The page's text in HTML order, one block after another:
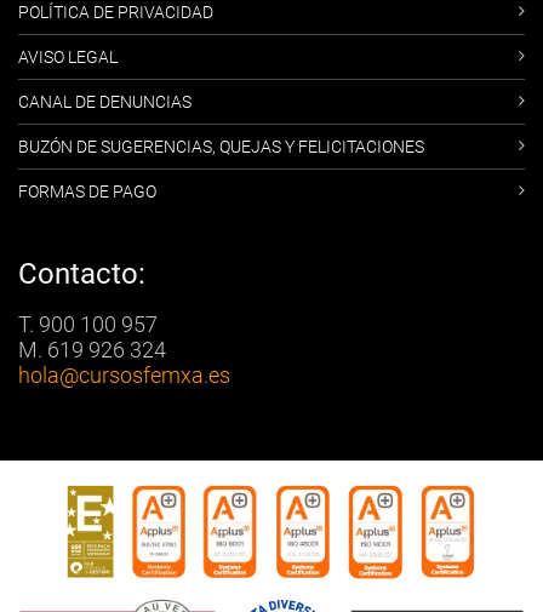
POLÍTICA DE PRIVACIDAD
AVISO LEGAL
CANAL DE DENUNCIAS
BUZÓN DE SUGERENCIAS, QUEJAS Y FELICITACIONES
FORMAS DE PAGO
Contacto:
T. 900 100 957
M. 619 926 324
hola@cursosfemxa.es